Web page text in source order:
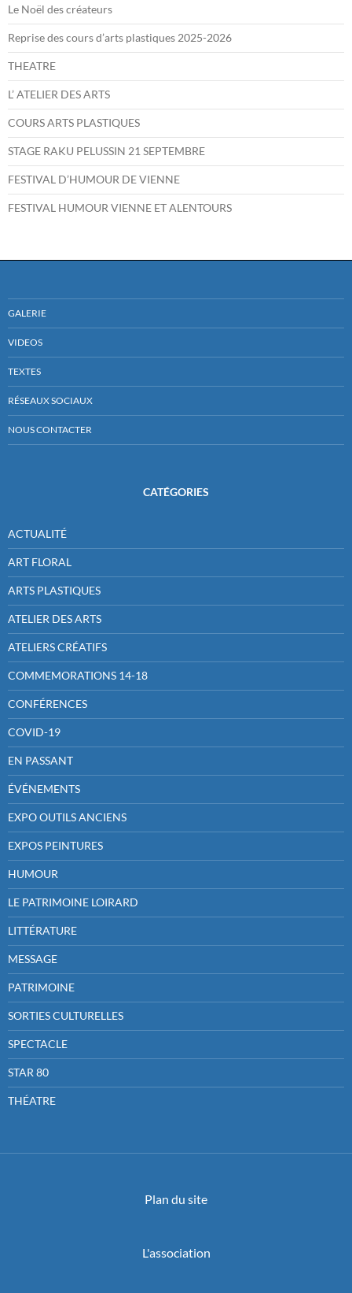
Le Noël des créateurs
Reprise des cours d’arts plastiques 2025-2026
THEATRE
L’ ATELIER DES ARTS
COURS ARTS PLASTIQUES
STAGE RAKU PELUSSIN 21 SEPTEMBRE
FESTIVAL D’HUMOUR DE VIENNE
FESTIVAL HUMOUR VIENNE ET ALENTOURS
GALERIE
VIDEOS
TEXTES
RÉSEAUX SOCIAUX
NOUS CONTACTER
CATÉGORIES
ACTUALITÉ
ART FLORAL
ARTS PLASTIQUES
ATELIER DES ARTS
ATELIERS CRÉATIFS
COMMEMORATIONS 14-18
CONFÉRENCES
COVID-19
EN PASSANT
ÉVÉNEMENTS
EXPO OUTILS ANCIENS
EXPOS PEINTURES
HUMOUR
LE PATRIMOINE LOIRARD
LITTÉRATURE
MESSAGE
PATRIMOINE
SORTIES CULTURELLES
SPECTACLE
STAR 80
THÉATRE
Plan du site
L'association